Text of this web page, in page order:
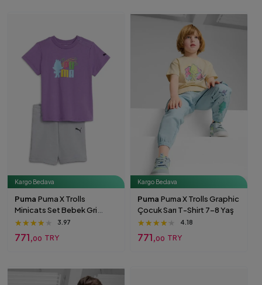
Kargo Bedava
Puma Puma X Trolls
Minicats Set Bebek Gri
Eşofman Takımı 1-2 Yaş
★★★★★
★★★★★
★★★★★ 3.97
771,00 TRY
Kargo Bedava
Puma Puma X Trolls Graphic
Çocuk Sarı T-Shirt 7-8 Yaş
★★★★★
★★★★★
★★★★★ 4.18
771,00 TRY